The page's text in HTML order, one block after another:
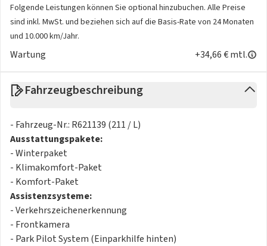
Folgende Leistungen können Sie optional hinzubuchen. Alle Preise
sind inkl. MwSt. und beziehen sich auf die Basis-Rate von 24 Monaten
und 10.000 km/Jahr.
Wartung +34,66 € mtl.
Fahrzeugbeschreibung
- Fahrzeug-Nr.: R621139 (211 / L)
Ausstattungspakete:
- Winterpaket
- Klimakomfort-Paket
- Komfort-Paket
Assistenzsysteme:
- Verkehrszeichenerkennung
- Frontkamera
- Park Pilot System (Einparkhilfe hinten)